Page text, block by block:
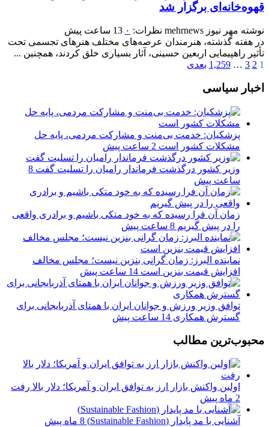
قهوه‌خانه‌ای برگزار شد
نوشته مهر نیوز mehrnews نظرات: ۰ 13 ساعت پیش
در هفته گذشته، هنرمندان عرصه‌های مختلف هنرهای تجسمی تحت
تأثیر راهپیمایی اربعین حسینی، آثار بسیاری خلق کردند، همچنین ...
1
2
3
…
1,259 بعدی
اخبار سیاسی
پزشکیان: خدمت بی‌منت و مشارکت مردمی، پایه حل
مشکلات کشور است 2 ساعت پیش
وزیر کشور درگذشت فرماندار رامیان را تسلیت گفت 8
ساعت پیش
زمان آن فرا رسیده که به خود متکی باشیم و برادری واقعی
را در پیش گیریم 8 ساعت پیش
نماینده البرز: زمان گرانی بنزین نیست؛ مجلس مخالف
افزایش قیمت بنزین است 14 ساعت پیش
توافق وزیر ورزش و جوانان ایران با همتای آذربایجانی برای
گسترش همکاری 14 ساعت پیش
محبوب‌ترین مطالب
اولین واکنش بازار ارز به توافق ایران و آمریکا؛ دلار بالا رفت
2 ماه پیش
آشنایی با مد پایدار (Sustainable Fashion) 8 ماه پیش